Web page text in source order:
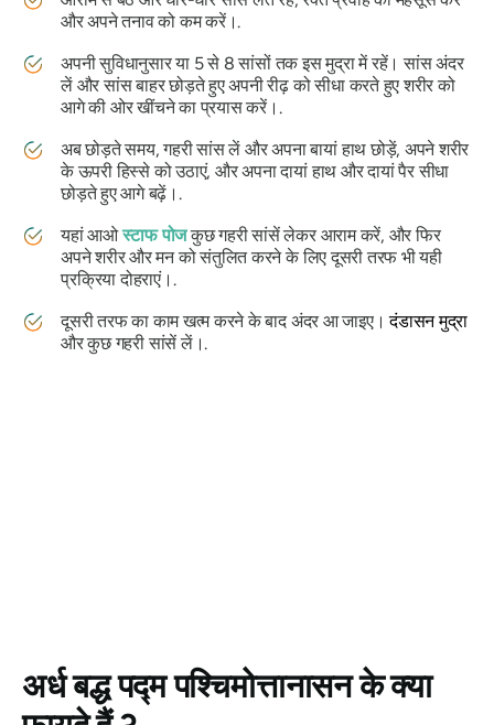
और अपने तनाव को कम करें।.
अपनी सुविधानुसार या 5 से 8 सांसों तक इस मुद्रा में रहें। सांस अंदर
लें और सांस बाहर छोड़ते हुए अपनी रीढ़ को सीधा करते हुए शरीर को
आगे की ओर खींचने का प्रयास करें।.
अब छोड़ते समय, गहरी सांस लें और अपना बायां हाथ छोड़ें, अपने शरीर
के ऊपरी हिस्से को उठाएं, और अपना दायां हाथ और दायां पैर सीधा
छोड़ते हुए आगे बढ़ें।.
यहां आओस्टाफ पोजकुछ गहरी सांसें लेकर आराम करें, और फिर
अपने शरीर और मन को संतुलित करने के लिए दूसरी तरफ भी यही
प्रक्रिया दोहराएं।.
दूसरी तरफ का काम खत्म करने के बाद अंदर आ जाइए।दंडासन मुद्रा
और कुछ गहरी सांसें लें।.
अर्ध बद्ध पद्म पश्चिमोत्तानासनके क्या